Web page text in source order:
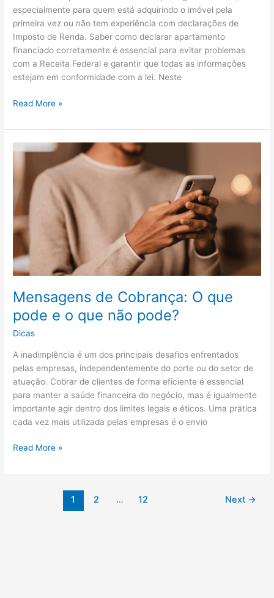
especialmente para quem está adquirindo o imóvel pela
primeira vez ou não tem experiência com declarações de
Imposto de Renda. Saber como declarar apartamento
financiado corretamente é essencial para evitar problemas
com a Receita Federal e garantir que todas as informações
estejam em conformidade com a lei. Neste
Como
Apartamento
Financiado:
Completo
Read More »
Mensagens de Cobrança: O que
pode e o que não pode?
Dicas
A inadimplência é um dos principais desafios enfrentados
pelas empresas, independentemente do porte ou do setor de
atuação. Cobrar de clientes de forma eficiente é essencial
para manter a saúde financeira do negócio, mas é igualmente
importante agir dentro dos limites legais e éticos. Uma prática
cada vez mais utilizada pelas empresas é o envio
Mensagens
Read More »
1 2 … 12 Next →